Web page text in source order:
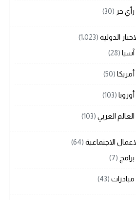
رأي حر (30)
الدولية (1٬023)
آسيا (28)
أمريكا (50)
أوروبا (103)
العالم العربي (103)
الاجتماعية (64)
برامج (7)
مبادرات (43)